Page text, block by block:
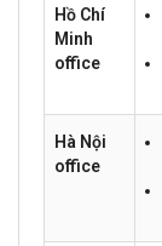
Hồ Chí
Minh
office
Hà Nội
office